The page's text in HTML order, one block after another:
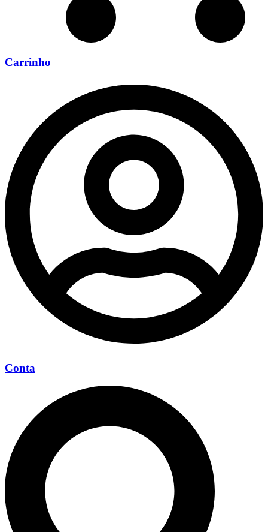
Carrinho
Conta